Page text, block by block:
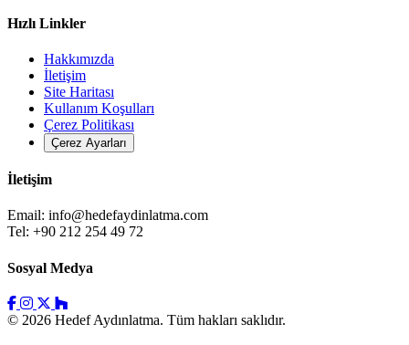
Hızlı Linkler
Hakkımızda
İletişim
Site Haritası
Kullanım Koşulları
Çerez Politikası
Çerez Ayarları
İletişim
Email: info@hedefaydinlatma.com
Tel: +90 212 254 49 72
Sosyal Medya
© 2026 Hedef Aydınlatma. Tüm hakları saklıdır.